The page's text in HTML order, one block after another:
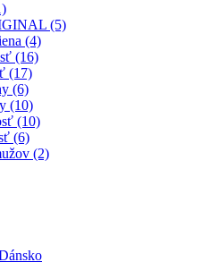
(5)
(4)
(16)
(17)
(6)
(10)
(10)
(6)
(2)